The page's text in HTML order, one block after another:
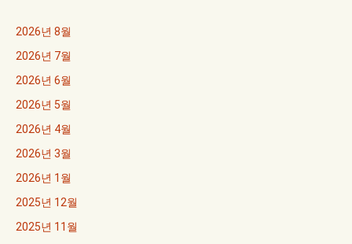
2026년 8월
2026년 7월
2026년 6월
2026년 5월
2026년 4월
2026년 3월
2026년 1월
2025년 12월
2025년 11월